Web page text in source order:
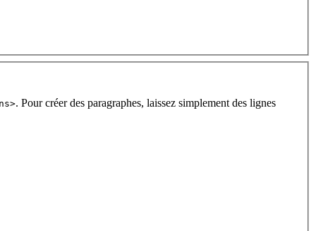
. Pour créer des paragraphes, laissez simplement des lignes